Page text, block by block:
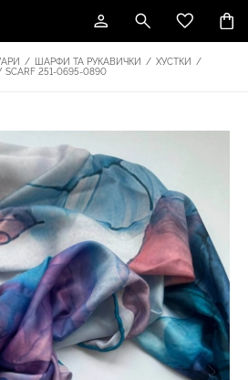
/ ШАРФИ ТА РУКАВИЧКИ / ХУСТКИ
/
251-0695-0890